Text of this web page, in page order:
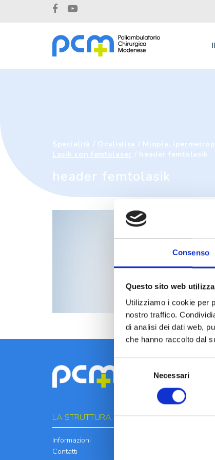
Consenso
Questo sito web
Utilizziamo i cookie per
nostro traffico.
di analisi dei dati web,
che hanno raccolto dal
Necessari
Specialità / Oculistica / Miopia,
Lasik con femtolaser / header femtolasik
header femtolasik
LA STRUTTURA
Informazioni
Contatti
INFORMATIVE